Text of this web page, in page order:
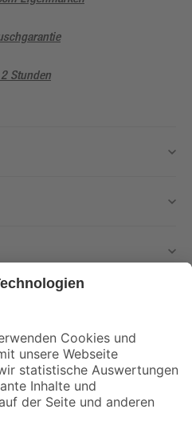
Stunden
und Aktionen mehr verpassen!